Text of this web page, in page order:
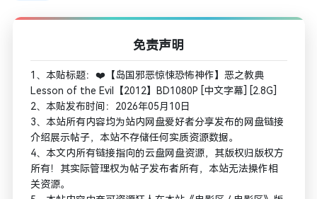
免责声明
1、本贴标题：❤️【岛国邪恶惊悚恐怖神作】恶之教典
Lesson of the Evil【2012】BD1080P [中文字幕] [2.8G]
2、本贴发布时间：2026年05月10日
3、本站所有内容均为站内网盘爱好者分享发布的网盘链接
介绍展示帖子，本站不存储任何实质资源数据。
4、本文内所有链接指向的云盘网盘资源，其版权归版权方
所有！其实际管理权为帖子发布者所有，本站无法操作相
关资源。